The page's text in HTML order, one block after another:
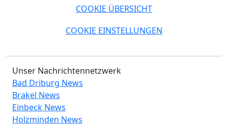
COOKIE ÜBERSICHT
COOKIE EINSTELLUNGEN
Unser Nachrichtennetzwerk
Bad Driburg News
Brakel News
Einbeck News
Holzminden News